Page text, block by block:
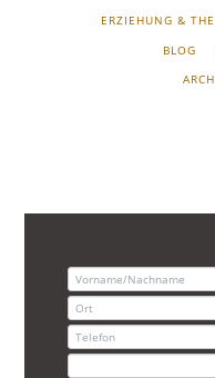
NAVIGATION
ERZIEHUNG &
BLOG